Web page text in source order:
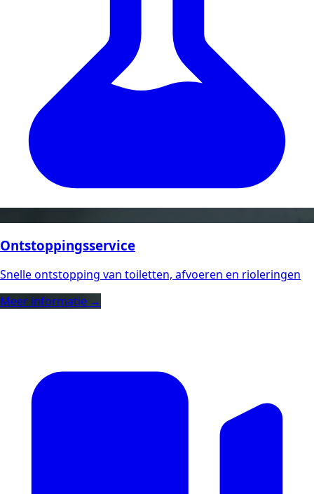
Ontstoppingsservice
Snelle ontstopping van toiletten, afvoeren en rioleringen
Meer informatie →